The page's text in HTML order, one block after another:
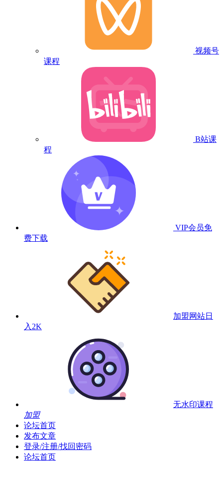
视频号
课程
B站课
程
VIP会员免
费下载
加盟网站日
入2K
无水印课程
加盟
论坛首页
发布文章
登录/注册/找回密码
论坛首页